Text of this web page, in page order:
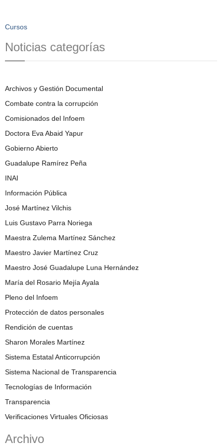
Cursos
Noticias categorías
Archivos y Gestión Documental
Combate contra la corrupción
Comisionados del Infoem
Doctora Eva Abaid Yapur
Gobierno Abierto
Guadalupe Ramírez Peña
INAI
Información Pública
José Martínez Vilchis
Luis Gustavo Parra Noriega
Maestra Zulema Martínez Sánchez
Maestro Javier Martínez Cruz
Maestro José Guadalupe Luna Hernández
María del Rosario Mejía Ayala
Pleno del Infoem
Protección de datos personales
Rendición de cuentas
Sharon Morales Martínez
Sistema Estatal Anticorrupción
Sistema Nacional de Transparencia
Tecnologías de Información
Transparencia
Verificaciones Virtuales Oficiosas
Archivo